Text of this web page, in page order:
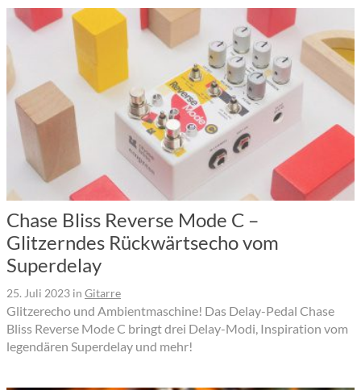
Chase Bliss Reverse Mode C –
Glitzerndes Rückwärtsecho vom
Superdelay
25. Juli 2023 in Gitarre
Glitzerecho und Ambientmaschine! Das Delay-Pedal Chase
Bliss Reverse Mode C bringt drei Delay-Modi, Inspiration vom
legendären Superdelay und mehr!